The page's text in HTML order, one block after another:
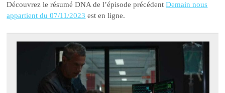
Découvrez le résumé DNA de l’épisode précédentDemain nous
appartient du 07/11/2023 est en ligne.